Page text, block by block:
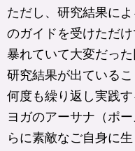
ただし、研究結果に
のガイドを受けただけ
暴れていて大変だっ
研究結果が出ているこ
何度も繰り返し実践す
ヨガのアーサナ（ポ
らに素敵なご自身に